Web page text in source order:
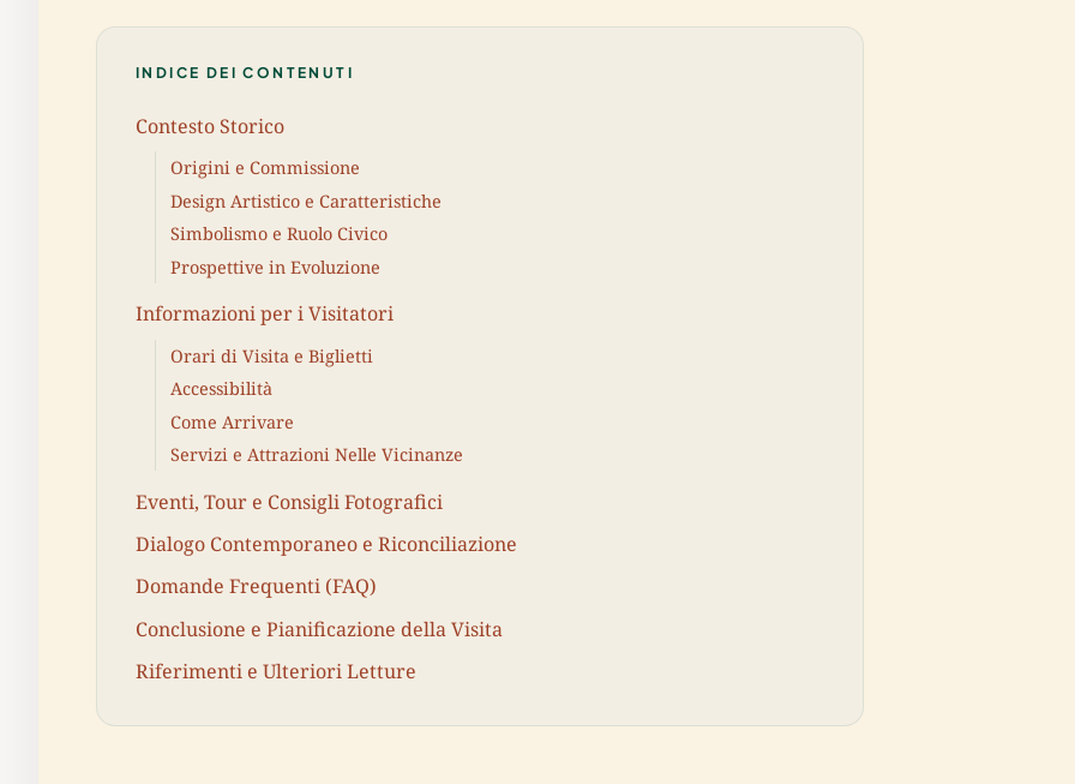
INDICE DEI CONTENUTI
Contesto Storico
Origini e Commissione
Design Artistico e Caratteristiche
Simbolismo e Ruolo Civico
Prospettive in Evoluzione
Informazioni per i Visitatori
Orari di Visita e Biglietti
Accessibilità
Come Arrivare
Servizi e Attrazioni Nelle Vicinanze
Eventi, Tour e Consigli Fotografici
Dialogo Contemporaneo e Riconciliazione
Domande Frequenti (FAQ)
Conclusione e Pianificazione della Visita
Riferimenti e Ulteriori Letture